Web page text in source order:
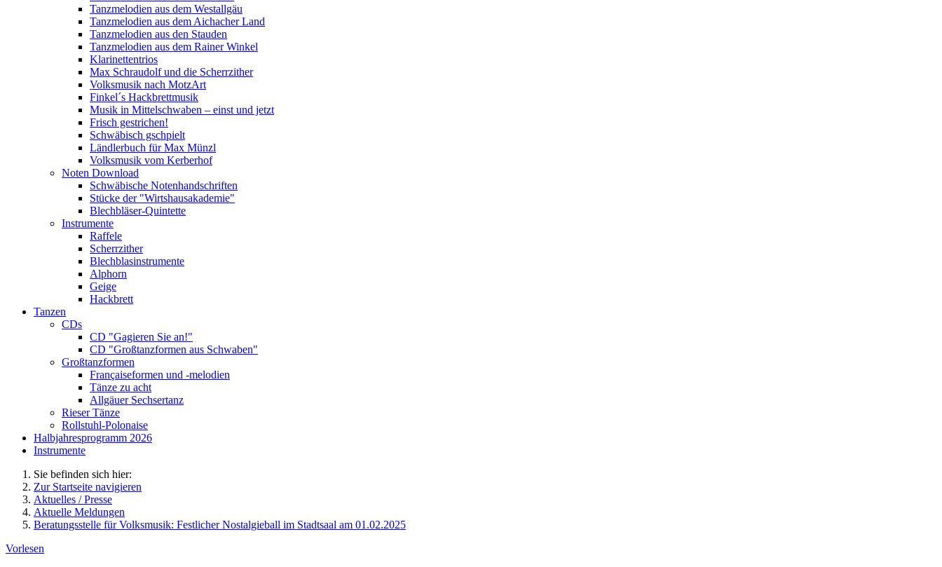
Tanzmelodien aus dem Westallgäu
Tanzmelodien aus dem Aichacher Land
Tanzmelodien aus den Stauden
Tanzmelodien aus dem Rainer Winkel
Klarinettentrios
Max Schraudolf und die Scherrzither
Volksmusik nach MotzArt
Finkel´s Hackbrettmusik
Musik in Mittelschwaben – einst und jetzt
Frisch gestrichen!
Schwäbisch gschpielt
Ländlerbuch für Max Münzl
Volksmusik vom Kerberhof
Noten Download
Schwäbische Notenhandschriften
Stücke der "Wirtshausakademie"
Blechbläser-Quintette
Instrumente
Raffele
Scherrzither
Blechblasinstrumente
Alphorn
Geige
Hackbrett
Tanzen
CDs
CD "Gagieren Sie an!"
CD "Großtanzformen aus Schwaben"
Großtanzformen
Françaiseformen und -melodien
Tänze zu acht
Allgäuer Sechsertanz
Rieser Tänze
Rollstuhl-Polonaise
Halbjahresprogramm 2026
Instrumente
Sie befinden sich hier:
Zur Startseite navigieren
Aktuelles / Presse
Aktuelle Meldungen
Beratungsstelle für Volksmusik: Festlicher Nostalgieball im Stadtsaal am 01.02.2025
Vorlesen